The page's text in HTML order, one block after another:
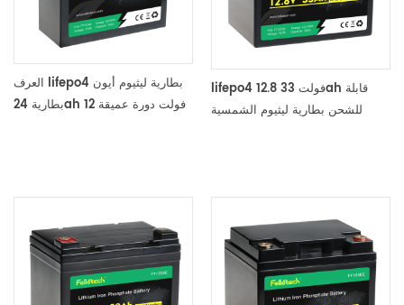
العرف lifepo4 بطارية ليثيوم أيون
بطارية 24ah 12 فولت دورة عميقة
lifepo4 12.8 فولت 33ah قابلة
للشحن بطارية ليثيوم الشمسية